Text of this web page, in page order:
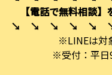
【電話で無料相談】
↘ ↘ ↘ ↘ ↘
※LINEは対
※受付：平日